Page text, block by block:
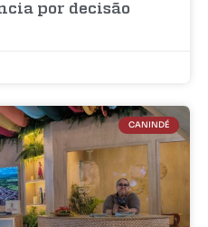
por decisão
CANINDÉ